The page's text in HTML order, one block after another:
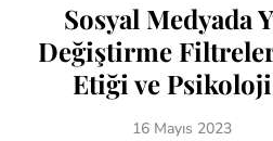
Sosyal Medyada
Değiştirme
Etiği ve
16 Mayıs 2023